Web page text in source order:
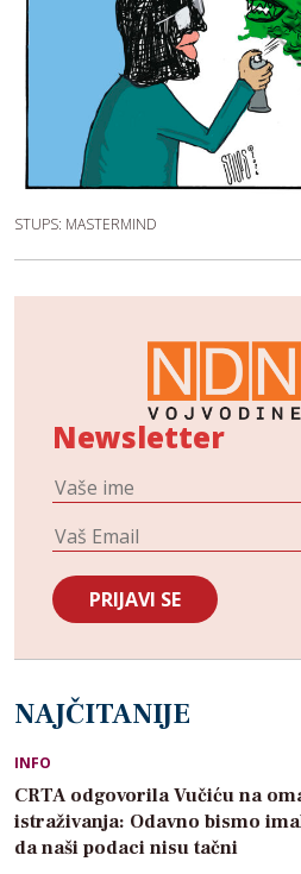
STUPS: MASTERMIND
Newsletter
NAJČITANIJE
INFO
CRTA odgovorila Vučiću na
istraživanja: Odavno bismo
da naši podaci nisu tačni